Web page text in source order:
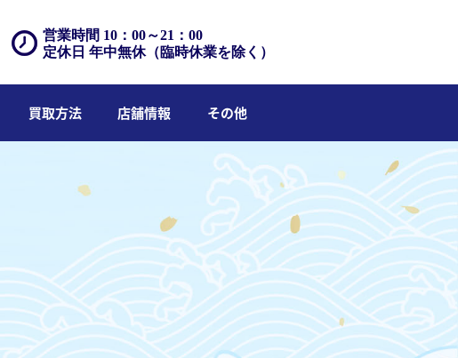
営業時間 10：00～21：00
定休日 年中無休（臨時休業を除く）
買取方法 店舗情報 その他